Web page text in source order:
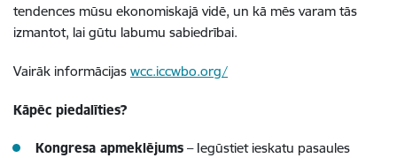
tendences mūsu ekonomiskajā vidē, un kā mēs varam tās
izmantot, lai gūtu labumu sabiedrībai.
Vairāk informācijas wcc.iccwbo.org/
Kāpēc piedalīties?
Kongresa apmeklējums – Iegūstiet ieskatu pasaules